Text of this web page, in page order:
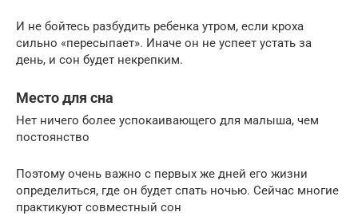
И не бойтесь разбудить ребенка утром, если кроха
сильно «пересыпает». Иначе он не успеет устать за
день, и сон будет некрепким.
Место для сна
Нет ничего более успокаивающего для малыша, чем
постоянство
Поэтому очень важно с первых же дней его жизни
определиться, где он будет спать ночью. Сейчас многие
практикуют совместный сон